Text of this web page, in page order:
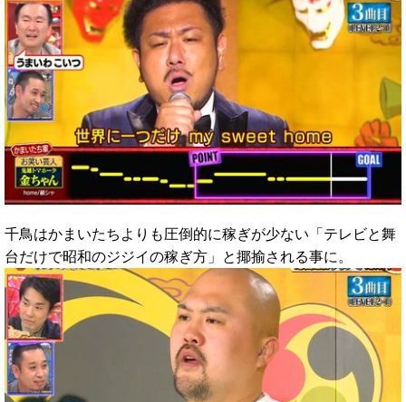
千鳥はかまいたちよりも圧倒的に稼ぎが少ない「テレビと舞
台だけで昭和のジジイの稼ぎ方」と揶揄される事に。